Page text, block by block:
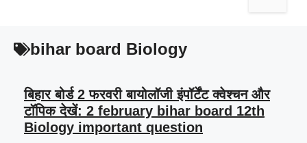
bihar board Biology
बिहार बोर्ड 2 फरवरी बायोलॉजी इंपॉर्टेंट क्वेश्चन और
टॉपिक देखें: 2 february bihar board 12th
Biology important question